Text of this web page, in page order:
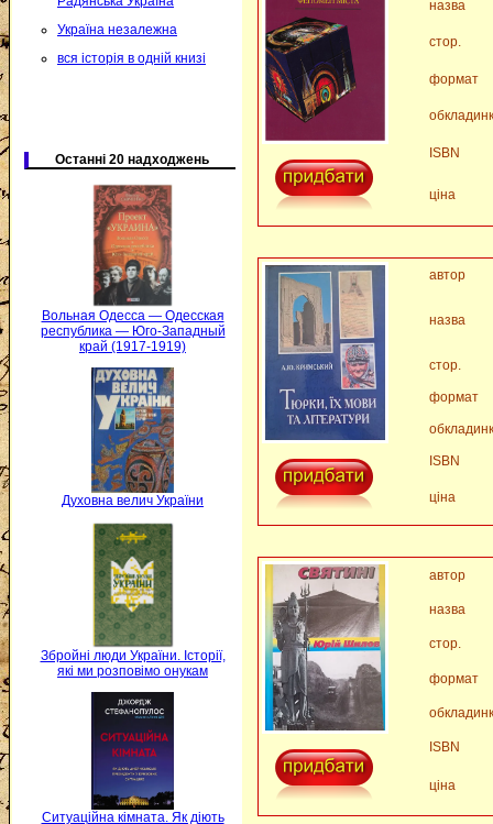
Україна незалежна
вся історія в одній книзі
Останні 20 надходжень
Вольная Одесса — Одесская
республика — Юго-Западный
край (1917-1919)
Духовна велич України
Збройні люди України. Історії,
які ми розповімо онукам
Ситуаційна кімната. Як діють
назва
стор.
формат
ISBN
ціна
автор
назва
стор.
формат
ISBN
ціна
автор
назва
стор.
формат
ISBN
ціна